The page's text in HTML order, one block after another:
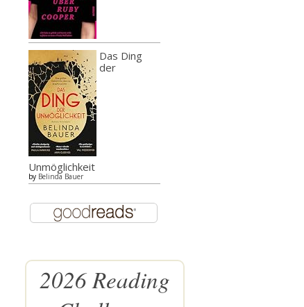
Das Ding
der
Unmöglichkeit
by Belinda Bauer
2026 Reading